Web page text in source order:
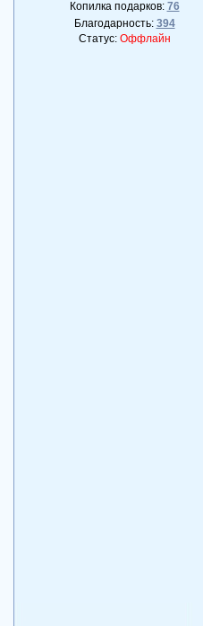
Копилка подарков: 76
Благодарность: 394
Статус: Оффлайн